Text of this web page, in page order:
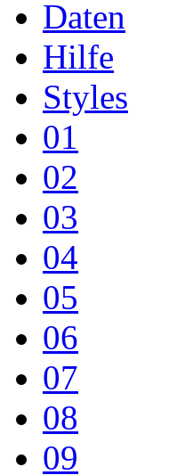
Daten
Hilfe
Styles
01
02
03
04
05
06
07
08
09